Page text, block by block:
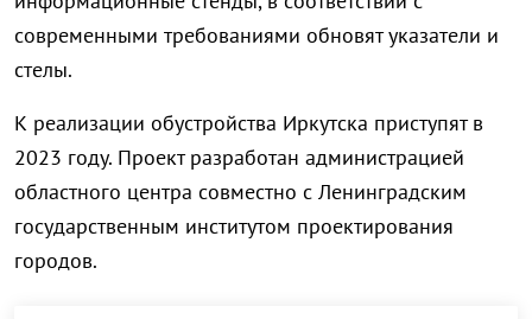
современными требованиями обновят указатели и
стелы.
К реализации обустройства Иркутска приступят в
2023 году. Проект разработан администрацией
областного центра совместно с Ленинградским
государственным институтом проектирования
городов.